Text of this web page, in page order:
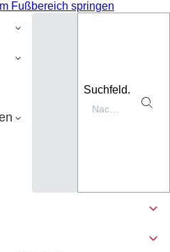
Fußbereich springen
Suchfeld.